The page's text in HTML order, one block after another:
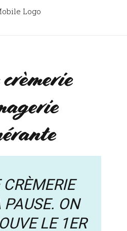
CRÈMERIE
PAUSE. ON
LE 1ER